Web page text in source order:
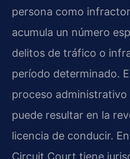
persona como
acumula un número
delitos de tráfico o
período determinado.
proceso
puede resultar en la
licencia de conducir.
Circuit Court tiene